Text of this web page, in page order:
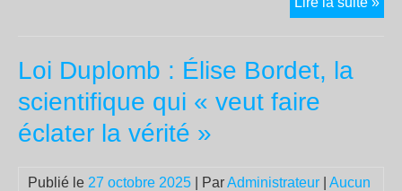
un
Loi Duplomb : Élise Bordet, la
scientifique qui « veut faire
éclater la vérité »
Publié le 27 octobre 2025 | ParAdministrateur
Aucun